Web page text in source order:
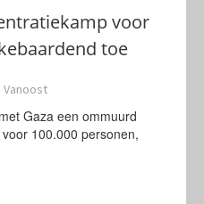
voor
toe
Vanoost
Gaza een ommuurd
voor 100.000 personen,